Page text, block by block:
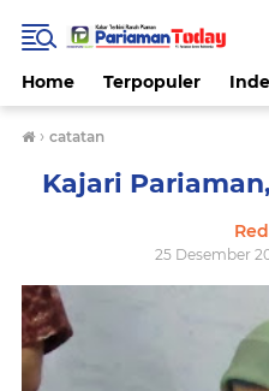
Home Terpopuler
› catatan
Kajari
25 Desember